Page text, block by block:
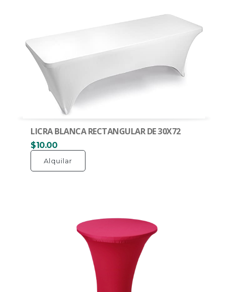
LICRA BLANCA RECTANGULAR DE 30X72
$10.00
Alquilar